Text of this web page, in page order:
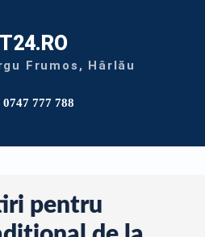
Frumos, Hârlău
0747 777 788
pentru